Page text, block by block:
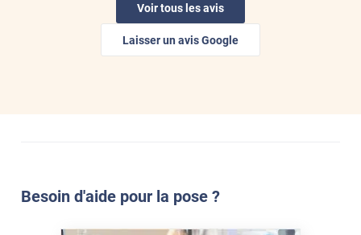
L'efficacité du produit ,,!
Il y a 3 jours
Top produit et tjs de bonne qualité. Service au top
Il y a 3 jours
Voir tous les avis
Laisser un avis Google
Besoin d'aide pour la pose ?